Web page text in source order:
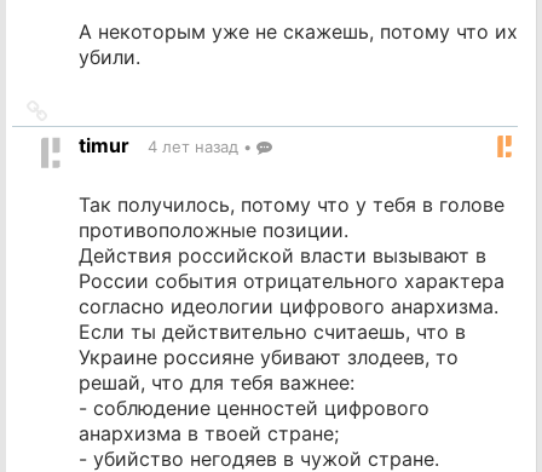
А некоторым уже не скажешь, потому что их
убили.
на
источник
timur 4 лет назад •
Так получилось, потому что у тебя в голове
противоположные позиции.
Действия российской власти вызывают в
России события отрицательного характера
согласно идеологии цифрового анархизма.
Если ты действительно считаешь, что в
Украине россияне убивают злодеев, то
решай, что для тебя важнее:
- соблюдение ценностей цифрового
анархизма в твоей стране;
- убийство негодяев в чужой стране.